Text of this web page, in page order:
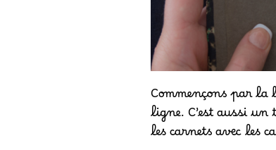
Commençons par la
ligne. C’est aussi
les carnets avec les